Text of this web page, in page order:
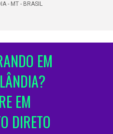
- MT - BRASIL
EM
EM
DIRETO